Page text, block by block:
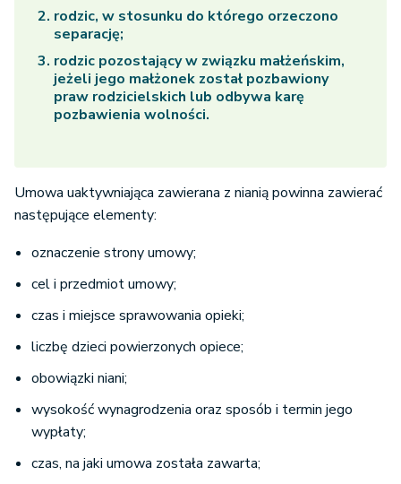
rodzic, w stosunku do którego orzeczono
separację;
rodzic pozostający w związku małżeńskim,
jeżeli jego małżonek został pozbawiony
praw rodzicielskich lub odbywa karę
pozbawienia wolności.
Umowa uaktywniająca zawierana z nianią powinna zawierać
następujące elementy:
oznaczenie strony umowy;
cel i przedmiot umowy;
czas i miejsce sprawowania opieki;
liczbę dzieci powierzonych opiece;
obowiązki niani;
wysokość wynagrodzenia oraz sposób i termin jego
wypłaty;
czas, na jaki umowa została zawarta;